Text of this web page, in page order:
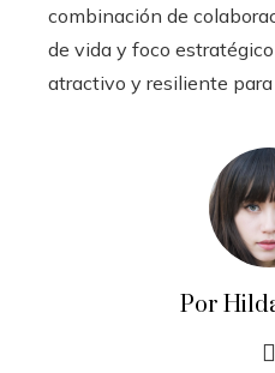
combinación de
de vida y foco
atractivo y resiliente para
Por